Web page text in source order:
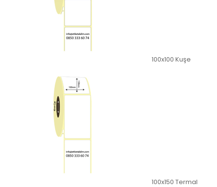
100x100 Kuşe
100x150 Termal